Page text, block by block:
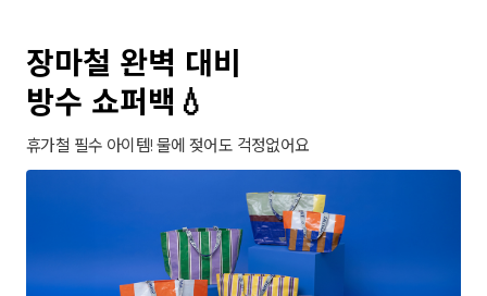
장마철 완벽 대비
방수 쇼퍼백💧
휴가철 필수 아이템! 물에 젖어도 걱정없어요